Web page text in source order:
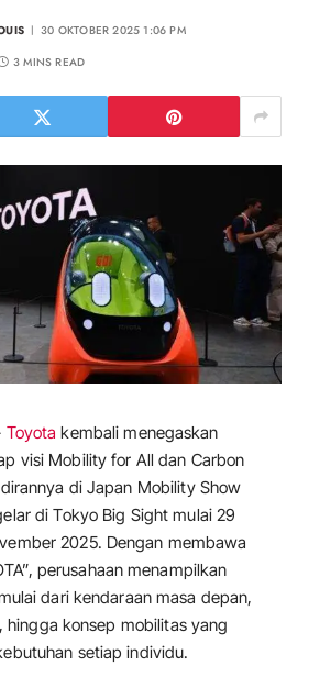
30 OKTOBER 2025 1:06 PM
3 MINS READ
Toyotakembali menegaskan
visi Mobility for All dan Carbon
di Japan Mobility Show
di Tokyo Big Sight mulai 29
2025. Dengan membawa
perusahaan menampilkan
dari kendaraan masa depan,
konsep mobilitas yang
setiap individu.